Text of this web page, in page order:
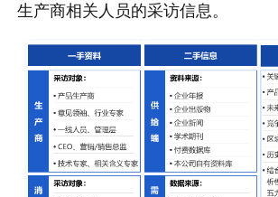
生产商相关人员的采访信息。